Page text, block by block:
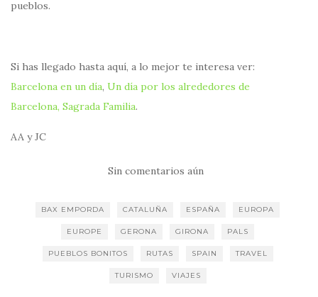
pueblos.
Si has llegado hasta aquí, a lo mejor te interesa ver:
Barcelona en un día, Un día por los alrededores de
Barcelona, Sagrada Familia.
AA y JC
Sin comentarios aún
BAX EMPORDA CATALUÑA ESPAÑA EUROPA
EUROPE GERONA GIRONA PALS
PUEBLOS BONITOS RUTAS SPAIN TRAVEL
TURISMO VIAJES